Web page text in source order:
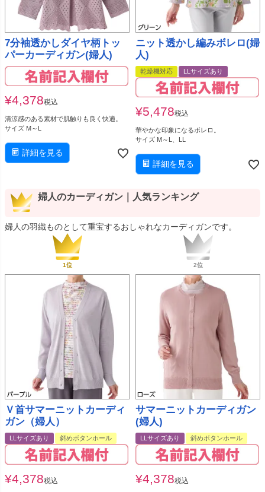
7分袖透かしダイヤ柄トッ
パーカーディガン(婦人)
¥4,378税込
清涼感のある素材で肌触りも良く快適。
サイズ M～L
詳細を見る
ニット透かし編みボレロ(婦
人)
乾燥機対応 LLサイズあり
¥5,478税込
華やかな印象になるボレロ。
サイズ M～L、LL
詳細を見る
婦人のカーディガン｜人気ランキング
婦人の羽織ものとして重宝するおしゃれなカーディガンです。
Ｖ首サマーニットカーディ
ガン（婦人）
LLサイズあり 斜めボタンホール
¥4,378税込
サマーニットカーディガン
(婦人)
LLサイズあり 斜めボタンホール
¥4,378税込